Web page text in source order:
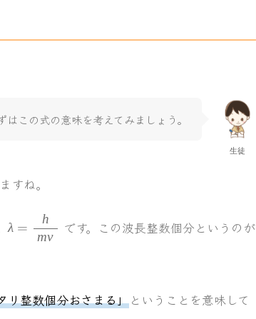
はこの式の意味を考えてみましょう。
生徒
すね。
\lambda=\bun{h}
{mv}
λ =
mv
h
です。この波長整数個分というのが
リ整数個分おさまる」ということを意味して